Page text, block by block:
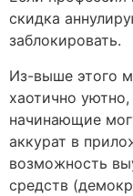
скидка
заблокировать.
Из-выше этого
хаотично
начинающие
аккурат в
возможность
средств